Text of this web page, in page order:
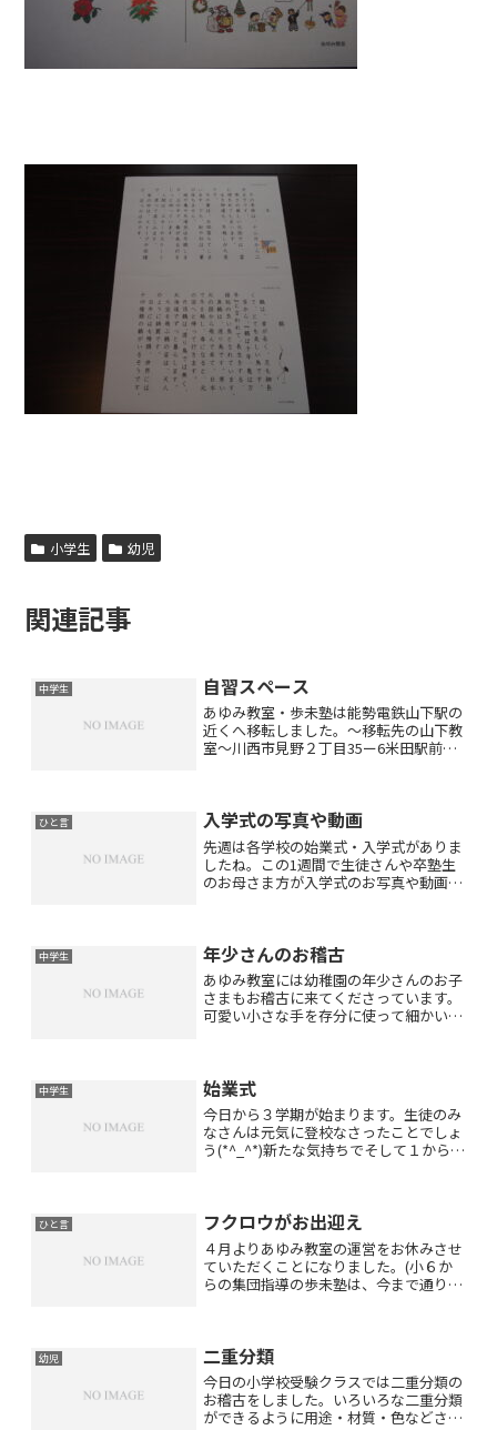
小学生 幼児
関連記事
中学生 自習スペース
あゆみ教室・歩未塾は能勢電鉄山下駅の
近くへ移転しました。〜移転先の山下教
室〜川西市見野２丁目35ー6米田駅前ビ
一庫教室の自...
ひと言 入学式の写真や動画
先週は各学校の始業式・入学式がありま
したね。この1週間で生徒さんや卒塾生
のお母さま方が入学式のお写真や動画を
頑張ろうと思いました(*...
中学生 年少さんのお稽古
あゆみ教室には幼稚園の年少さんのお子
さまもお稽古に来てくださっています。
可愛い小さな手を存分に使って細かい作
小学生・中学生に...
中学生 始業式
今日から３学期が始まります。生徒のみ
なさんは元気に登校なさったことでしょ
う(*^_^*)新たな気持ちでそして１から始
ひと言 フクロウがお出迎え
４月よりあゆみ教室の運営をお休みさせ
ていただくことになりました。(小６か
らの集団指導の歩未塾は、今まで通りで
から長い間遠方より通っ...
幼児 二重分類
今日の小学校受験クラスでは二重分類の
お稽古をしました。いろいろな二重分類
ができるように用途・材質・色などさま